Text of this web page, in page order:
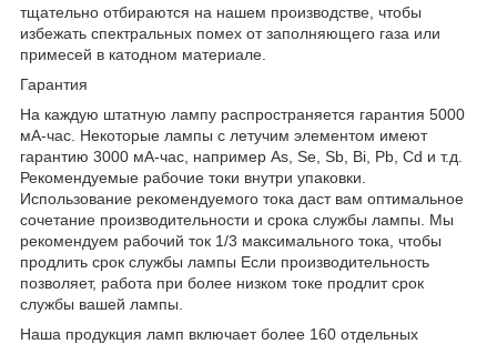
тщательно отбираются на нашем производстве, чтобы
избежать спектральных помех от заполняющего газа или
примесей в катодном материале.
Гарантия
На каждую штатную лампу распространяется гарантия 5000
мА-час. Некоторые лампы с летучим элементом имеют
гарантию 3000 мА-час, например As, Se, Sb, Bi, Pb, Cd и т.д.
Рекомендуемые рабочие токи внутри упаковки.
Использование рекомендуемого тока даст вам оптимальное
сочетание производительности и срока службы лампы. Мы
рекомендуем рабочий ток 1/3 максимального тока, чтобы
продлить срок службы лампы Если производительность
позволяет, работа при более низком токе продлит срок
службы вашей лампы.
Наша продукция ламп включает более 160 отдельных